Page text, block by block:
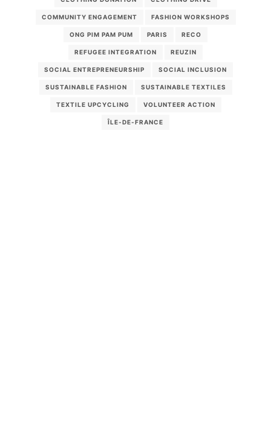
COMMUNITY ENGAGEMENT FASHION WORKSHOPS
ONG PIM PAM PUM PARIS RECO
REFUGEE INTEGRATION REUZIN
SOCIAL ENTREPRENEURSHIP SOCIAL INCLUSION
SUSTAINABLE FASHION SUSTAINABLE TEXTILES
TEXTILE UPCYCLING VOLUNTEER ACTION
ÎLE-DE-FRANCE